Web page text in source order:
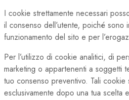
I cookie strettamente necessari
il consenso dell’utente, poiché sono
funzionamento del sito e per
Per l’utilizzo di cookie analitici, di
marketing o appartenenti a soggetti
tuo consenso preventivo. Tali cookie
esclusivamente dopo una tua scelta